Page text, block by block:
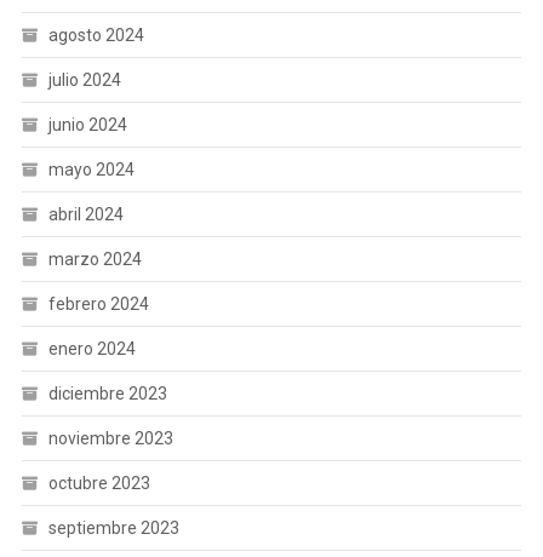
agosto 2024
julio 2024
junio 2024
mayo 2024
abril 2024
marzo 2024
febrero 2024
enero 2024
diciembre 2023
noviembre 2023
octubre 2023
septiembre 2023